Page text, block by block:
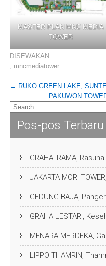
MASTER PLAN MNC MEDIA
TOWER
DISEWAKAN
mncmediatower
Post
navigation
← RUKO GREEN LAKE,
PAKUWON
Pos-pos Terbaru
GRAHA IRAMA,
JAKARTA MORI
GEDUNG BAJA,
GRAHA LESTARI,
MENARA MERDEKA,
LIPPO THAMRIN,